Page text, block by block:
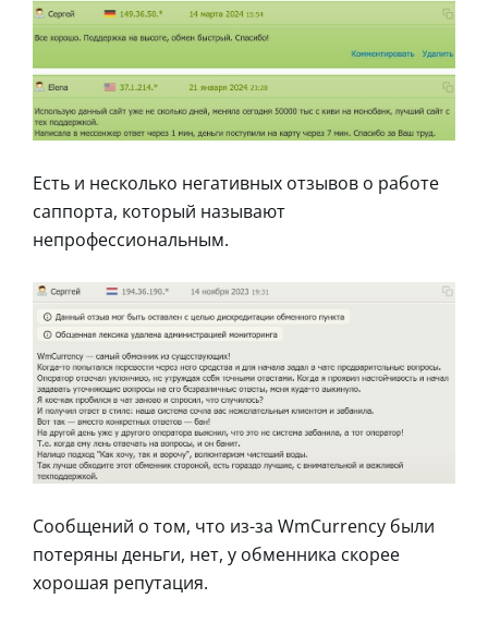
Есть и несколько негативных отзывов о работе
саппорта, который называют
непрофессиональным.
Сообщений о том, что из-за WmCurrency были
потеряны деньги, нет, у обменника скорее
хорошая репутация.